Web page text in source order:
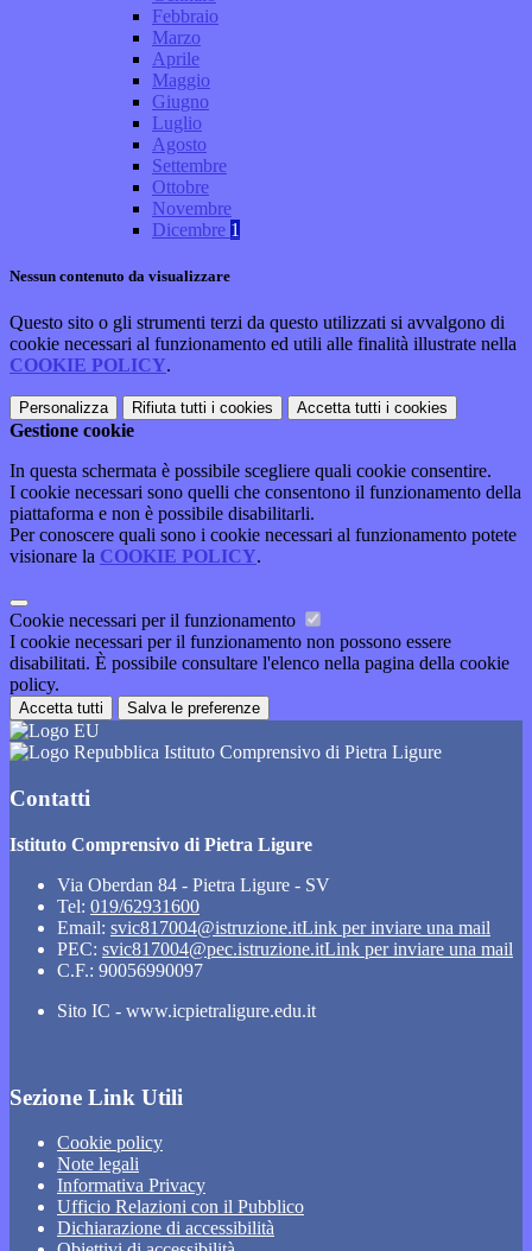
Febbraio
Marzo
Aprile
Maggio
Giugno
Luglio
Agosto
Settembre
Ottobre
Novembre
Dicembre 1
Nessun contenuto da visualizzare
Questo sito o gli strumenti terzi da questo utilizzati si avvalgono di
cookie necessari al funzionamento ed utili alle finalità illustrate nella
COOKIE POLICY.
Personalizza Rifiuta tutti i cookies Accetta tutti i cookies
Gestione cookie
In questa schermata è possibile scegliere quali cookie consentire.
I cookie necessari sono quelli che consentono il funzionamento della
piattaforma e non è possibile disabilitarli.
Per conoscere quali sono i cookie necessari al funzionamento potete
visionare la COOKIE POLICY.
Cookie necessari per il funzionamento
I cookie necessari per il funzionamento non possono essere
disabilitati. È possibile consultare l'elenco nella pagina della cookie
policy.
Accetta tutti Salva le preferenze
Istituto Comprensivo di Pietra Ligure
Contatti
Istituto Comprensivo di Pietra Ligure
Via Oberdan 84 - Pietra Ligure - SV
Tel: 019/62931600
Email: svic817004@istruzione.itLink per inviare una mail
PEC: svic817004@pec.istruzione.itLink per inviare una mail
C.F.: 90056990097
Sito IC - www.icpietraligure.edu.it
Sezione Link Utili
Cookie policy
Note legali
Informativa Privacy
Ufficio Relazioni con il Pubblico
Dichiarazione di accessibilità